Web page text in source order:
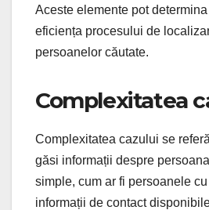
Aceste elemente pot
eficiența procesului de
persoanelor căutate.
Complexitatea
Complexitatea cazului se
găsi informații despre
simple, cum ar fi persoanele
informații de contact